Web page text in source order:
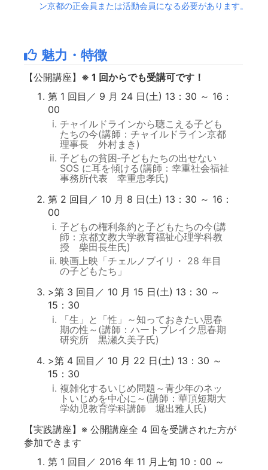
ン京都の正会員または活動会員になる必要があります。
魅力・特徴
【公開講座】 ※ 1 回からでも受講可です！
第 1 回目／ 9 月 24 日(土) 13：30 ～ 16：
00
チャイルドラインから聴こえる子ども
たちの今(講師：チャイルドライン京都
理事長 外村まき)
子どもの貧困‐子どもたちの出せない
SOS に耳を傾ける(講師：幸重社会福祉
事務所代表 幸重忠孝氏)
第 2 回目／ 10 月 8 日(土) 13：30 ～ 16：
00
子どもの権利条約と子どもたちの今(講
師：京都文教大学教育福祉心理学科教
授 柴田長生氏)
映画上映「チェルノブイリ・ 28 年目
の子どもたち」
>第 3 回目／ 10 月 15 日(土) 13：30 ～
15：30
「生」と「性」～知っておきたい思春
期の性～(講師：ハートブレイク思春期
研究所 黒瀬久美子氏)
>第 4 回目／ 10 月 22 日(土) 13：30 ～
15：30
複雑化するいじめ問題～青少年のネッ
トいじめを中心に～(講師：華頂短期大
学幼児教育学科講師 堀出雅人氏)
【実践講座】※ 公開講座全 4 回を受講された方が
参加できます
第 1 回目／ 2016 年 11 月上旬 10：00 ～